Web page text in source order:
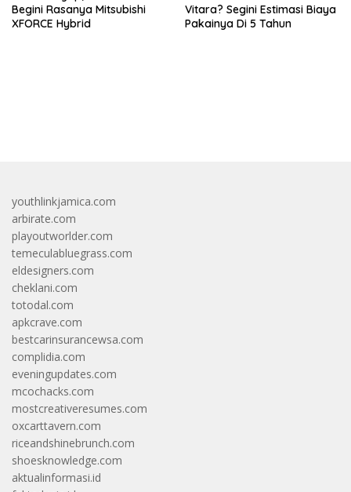
Begini Rasanya Mitsubishi
XFORCE Hybrid
Vitara? Segini Estimasi Biaya
Pakainya Di 5 Tahun
youthlinkjamica.com
arbirate.com
playoutworlder.com
temeculabluegrass.com
eldesigners.com
cheklani.com
totodal.com
apkcrave.com
bestcarinsurancewsa.com
complidia.com
eveningupdates.com
mcochacks.com
mostcreativeresumes.com
oxcarttavern.com
riceandshinebrunch.com
shoesknowledge.com
aktualinformasi.id